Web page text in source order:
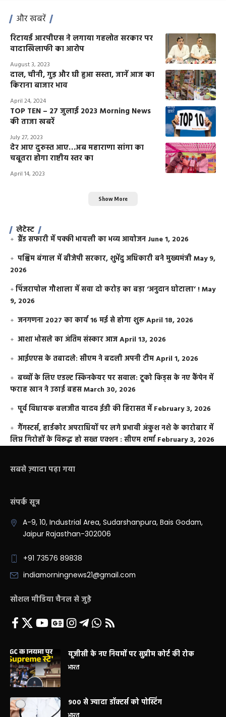
और खबरें
रिटायर्ड आरपीएस ने लगाया गहलोत सरकार पर
वादाखिलाफी का आरोप
August 3, 2023
दाल, चीनी, गुड़ और घी हुआ सस्ता, जानें आज का
किराना बाजार भाव
April 24, 2024
TOP TEN – 27 जुलाई 2023 Morning News
की ताजा खबरें
July 27, 2023
देर आए दुरुस्त आए…अब महाराणा सांगा का
चबूतरा होगा राष्टीय स्तर का
April 14, 2023
Show More
लेटेस्ट
ग्रैंड सफारी में पक्की भायली का भव्य आयोजन June 1, 2026
पश्चिम बंगाल में बीजेपी सरकार, शुभेंदु अधिकारी बने मुख्यमंत्रीMay 9,
2026
​पिंजरापोल गौशाला में सवा दो करोड़ का बड़ा ‘अनुदान घोटाला’ !May
9, 2026
जनगणना 2027 का कार्य 16 मई से होगा शुरूApril 18, 2026
आशा भोसले का अंतिम संस्कार आजApril 13, 2026
आईएएस के तबादले: सीएम ने बदली अपनी टीमApril 1, 2026
बच्चों के लिए एडल्ट स्किनकेयर पर सवाल: टूको किड्स के नए कैंपेन में
फराह खान ने उठाई बहसMarch 30, 2026
पूर्व विधायक बलजीत यादव ईडी की हिरासत में February 3, 2026
गैंगस्टर्स, हार्डकोर अपराधियों पर लगे प्रभावी अंकुश नशे के कारोबार में
लिप्त गिरोहों के विरूद्ध हो सख्त एक्शन : सीएम शर्मा February 3, 2026
सबसे ज़्यादा पढ़ा गया
संपर्क सूत्र
A-9, 10, Industrial Area, Sudarshanpura, Bais Godam,
Jaipur Rajasthan-302006
+91 73576 89838
indiamorningnews21@gmail.com
सोशल मीडिया चैनल से जुड़े
यूजीसी के नए नियमों पर सुप्रीम कोर्ट की रोक
भारत
900 से ज्यादा डॉक्टर्स को पोस्टिंग